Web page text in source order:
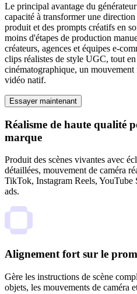
Le principal avantage du
capacité à transformer une
produit et des prompts créatifs en
moins d'étapes de production
créateurs, agences et équipes e-
clips réalistes de style UGC, tout
cinématographique, un
vidéo natif.
Essayer maintenant
Réalisme de haute qualité
marque
Produit des scènes vivantes avec
détaillées, mouvement de caméra
TikTok, Instagram Reels, YouTube
ads.
Alignement fort sur le
Gère les instructions de scène
objets, les mouvements de caméra